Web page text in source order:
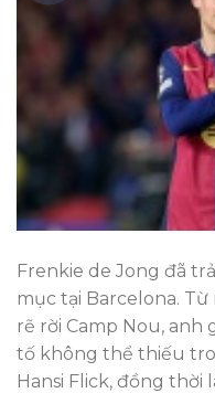
Frenkie de Jong đã
mục tại Barcelona.
rẽ rời Camp Nou,
tố không thể thiếu
Hansi Flick, đồng